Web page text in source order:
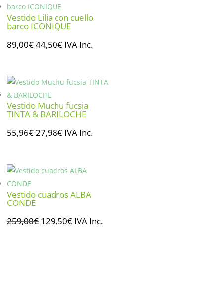
222,00€.
Vestido Lilia con cuello
barco ICONIQUE
89,00€El
era:
89,00€.
44,50€El
es:
IVA Inc.
Vestido Muchu fucsia
TINTA & BARILOCHE
55,96€ El
era:
27,98€El
es:
IVA Inc.
Vestido cuadros ALBA
CONDE
259,00€ El
129,50€ElIVA Inc.